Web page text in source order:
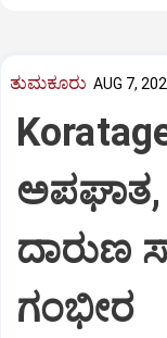
ತುಮಕೂರು AUG 7,
ಅಪಘಾತ,
ದಾರುಣ
ಗಂಭೀರ